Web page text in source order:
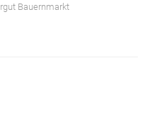
Bauernmarkt